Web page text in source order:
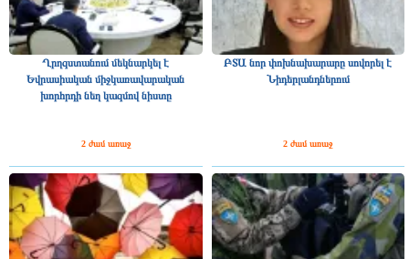
Ղրղզստանում մեկնարկել է
Եվրասիական միջկառավարական
խորհրդի նեղ կազմով նիստը
2 ժամ առաջ
ԲՏԱ նոր փոխնախարարը սովորել է
Նիդերլանդներում
2 ժամ առաջ